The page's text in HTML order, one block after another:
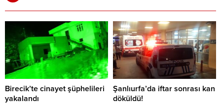
Birecik’te cinayet şüphelileri
yakalandı
Şanlıurfa’da iftar sonrası kan
döküldü!